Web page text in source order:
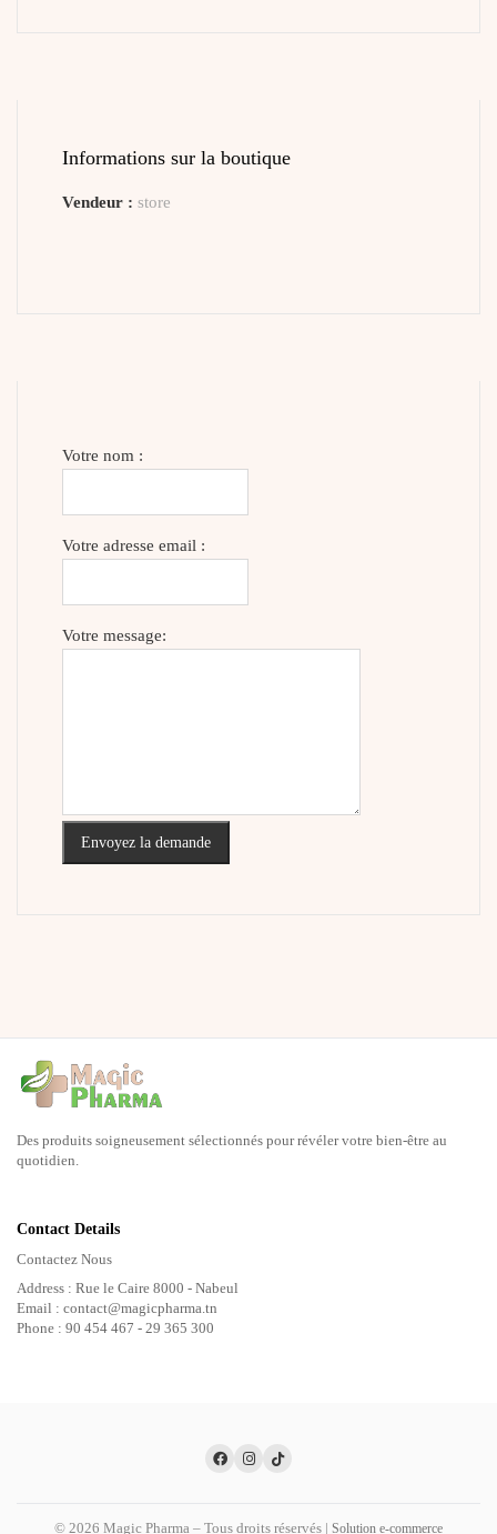
Informations sur la boutique
Vendeur : store
Votre nom :
Votre adresse email :
Votre message:
Envoyez la demande
Des produits soigneusement sélectionnés pour révéler votre bien-être au
quotidien.
Contact Details
Contactez Nous
Address : Rue le Caire 8000 - Nabeul
Email : contact@magicpharma.tn
Phone : 90 454 467 - 29 365 300
© 2026 Magic Pharma – Tous droits réservés | Solution e-commerce